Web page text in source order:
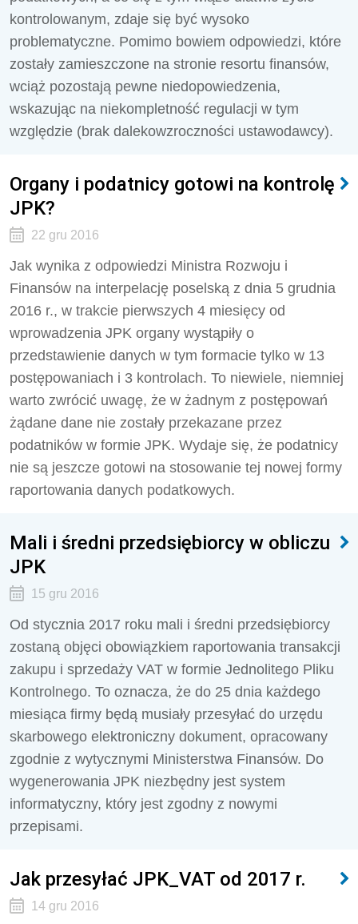
kontrolowanym, zdaje się być wysoko
problematyczne. Pomimo bowiem odpowiedzi, które
zostały zamieszczone na stronie resortu finansów,
wciąż pozostają pewne niedopowiedzenia,
wskazując na niekompletność regulacji w tym
względzie (brak dalekowzroczności ustawodawcy).
Organy i podatnicy gotowi na kontrolę
JPK?
22 gru 2016
Jak wynika z odpowiedzi Ministra Rozwoju i
Finansów na interpelację poselską z dnia 5 grudnia
2016 r., w trakcie pierwszych 4 miesięcy od
wprowadzenia JPK organy wystąpiły o
przedstawienie danych w tym formacie tylko w 13
postępowaniach i 3 kontrolach. To niewiele, niemniej
warto zwrócić uwagę, że w żadnym z postępowań
żądane dane nie zostały przekazane przez
podatników w formie JPK. Wydaje się, że podatnicy
nie są jeszcze gotowi na stosowanie tej nowej formy
raportowania danych podatkowych.
Mali i średni przedsiębiorcy w obliczu
JPK
15 gru 2016
Od stycznia 2017 roku mali i średni przedsiębiorcy
zostaną objęci obowiązkiem raportowania transakcji
zakupu i sprzedaży VAT w formie Jednolitego Pliku
Kontrolnego. To oznacza, że do 25 dnia każdego
miesiąca firmy będą musiały przesyłać do urzędu
skarbowego elektroniczny dokument, opracowany
zgodnie z wytycznymi Ministerstwa Finansów. Do
wygenerowania JPK niezbędny jest system
informatyczny, który jest zgodny z nowymi
przepisami.
Jak przesyłać JPK_VAT od 2017 r.
14 gru 2016